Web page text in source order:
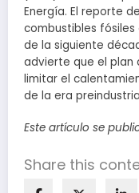
Energía. El reporte
combustibles fósiles
de la siguiente
advierte que el plan
limitar el
de la era
Este artículo se
Share this